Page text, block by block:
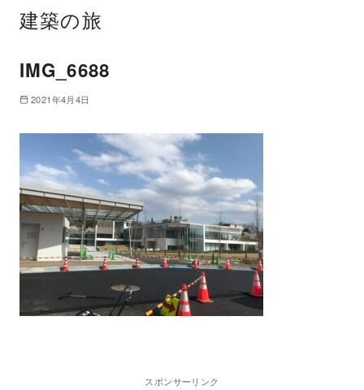
建築の旅
IMG_6688
2021年4月4日
スポンサーリンク